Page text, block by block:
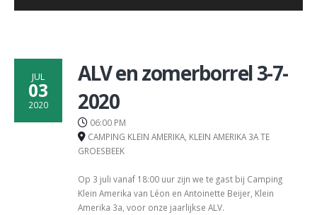
JUL
03
2020
ALV en zomerborrel 3-7-
2020
06:00 PM
CAMPING KLEIN AMERIKA, KLEIN AMERIKA 3A TE
GROESBEEK
Op 3 juli vanaf 18:00 uur zijn we te gast bij Camping
Klein Amerika van Léon en Antoinette Beijer, Klein
Amerika 3a, voor onze jaarlijkse ALV.